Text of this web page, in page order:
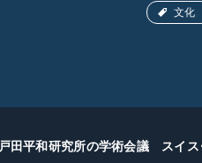
文化
戸田平和研究所の学術会議 スイス